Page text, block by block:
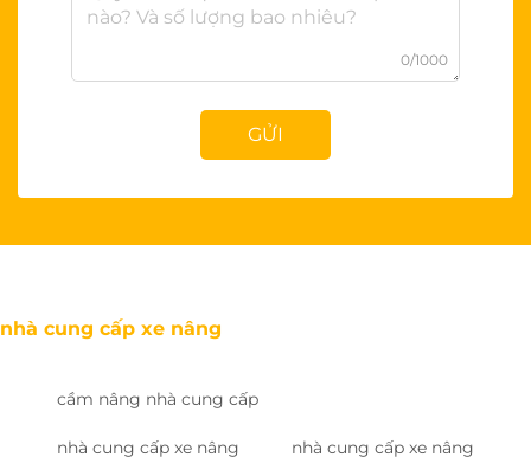
0/1000
GỬI
nhà cung cấp xe nâng
cầm nâng nhà cung cấp
nhà cung cấp xe nâng nhà cung cấp xe nâng